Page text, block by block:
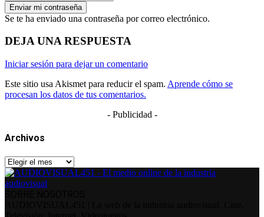
Se te ha enviado una contraseña por correo electrónico.
DEJA UNA RESPUESTA
Iniciar sesión para dejar un comentario
Este sitio usa Akismet para reducir el spam. Aprende cómo se
procesan los datos de tus comentarios.
- Publicidad -
Archivos
Archivos